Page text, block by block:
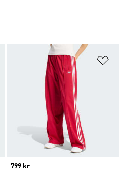
Lägg till på önskelistan
Price
799 kr